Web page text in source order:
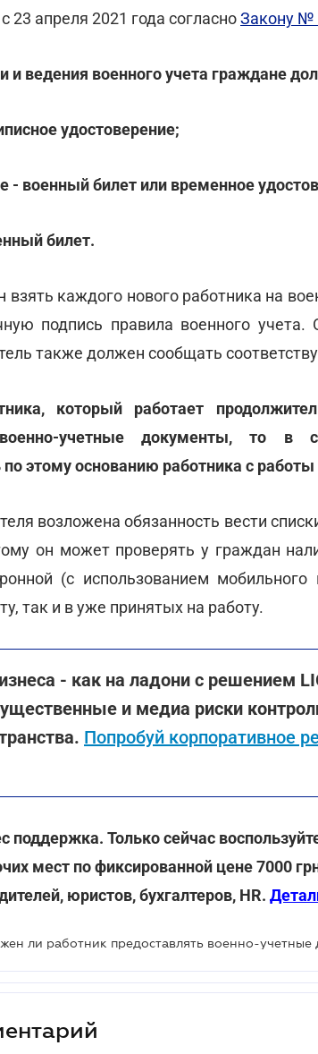
23 апреля 2021 года согласноЗакону №
и ведения военного учета граждане
удостоверение;
- военный билет или временное
билет.
взять каждого нового работника на
подпись правила военного
также должен сообщать
который работает
учетные документы, то в
этому основанию работника с работы
возложена обязанность вести
он может проверять у граждан
(с использованием
так и в уже принятых на работу.
- как на ладони с решением
и медиа риски
Попробуй корпоративное
поддержка. Только сейчас
мест по фиксированной цене 7000
юристов, бухгалтеров, HR.